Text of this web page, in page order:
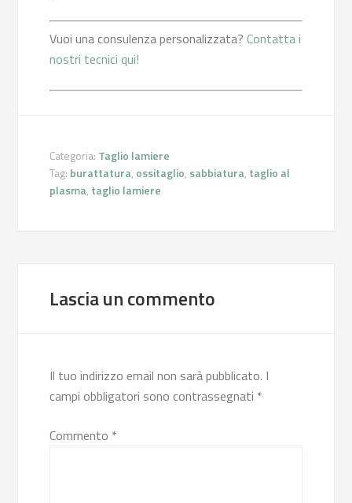
Vuoi una consulenza personalizzata?Contatta i
nostri tecnici qui!
Categoria: Taglio lamiere
Tag: burattatura, ossitaglio, sabbiatura, taglio al
plasma, taglio lamiere
Lascia un commento
Il tuo indirizzo email non sarà pubblicato. I
campi obbligatori sono contrassegnati *
Commento *